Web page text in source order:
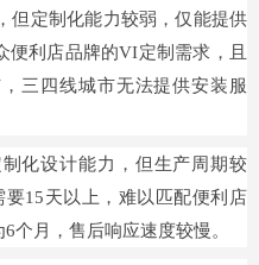
但定制化能力较弱，仅能提供
便利店品牌的VI定制需求，且
三四线城市无法提供安装服
化设计能力，但生产周期较
15天以上，难以匹配便利店
个月，售后响应速度较慢。